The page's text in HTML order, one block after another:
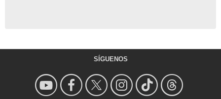
SÍGUENOS